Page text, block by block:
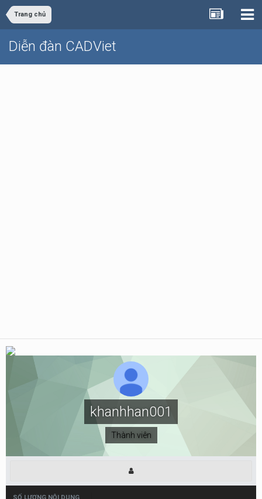
Trang chủ
Diễn đàn CADViet
khanhhan001
Thành viên